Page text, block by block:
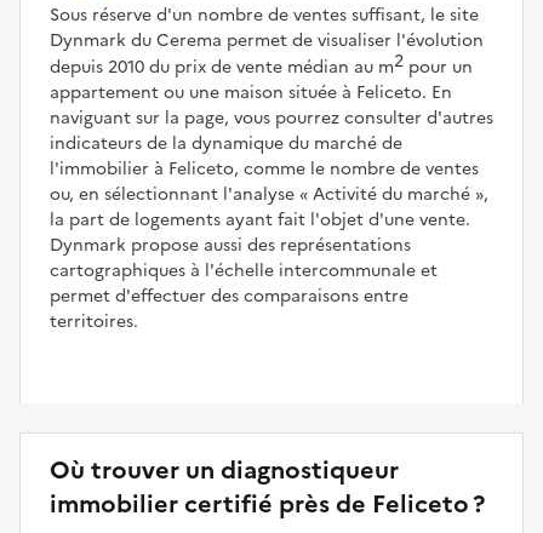
Sous réserve d'un nombre de ventes suffisant, le site
Dynmark du Cerema permet de visualiser l'évolution
depuis 2010 du prix de vente médian au m2 pour un
appartement ou une maison située à Feliceto. En
naviguant sur la page, vous pourrez consulter d'autres
indicateurs de la dynamique du marché de
l'immobilier à Feliceto, comme le nombre de ventes
ou, en sélectionnant l'analyse
Activité du marché ,
la part de logements ayant fait l'objet d'une vente.
Dynmark propose aussi des représentations
cartographiques à l'échelle intercommunale et
permet d'effectuer des comparaisons entre
territoires.
Où trouver un diagnostiqueur
immobilier certifié près de Feliceto ?